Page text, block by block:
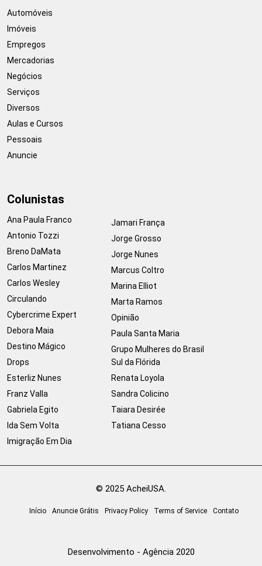
Automóveis
Imóveis
Empregos
Mercadorias
Negócios
Serviços
Diversos
Aulas e Cursos
Pessoais
Anuncie
Colunistas
Ana Paula Franco
Antonio Tozzi
Breno DaMata
Carlos Martinez
Carlos Wesley
Circulando
Cybercrime Expert
Debora Maia
Destino Mágico
Drops
Esterliz Nunes
Franz Valla
Gabriela Egito
Ida Sem Volta
Imigração Em Dia
Jamari França
Jorge Grosso
Jorge Nunes
Marcus Coltro
Marina Elliot
Marta Ramos
Opinião
Paula Santa Maria
Grupo Mulheres do Brasil
Sul da Flórida
Renata Loyola
Sandra Colicino
Taiara Desirée
Tatiana Cesso
© 2025 AcheiUSA.
Início Anuncie Grátis Privacy Policy Terms of Service Contato
Desenvolvimento - Agência 2020